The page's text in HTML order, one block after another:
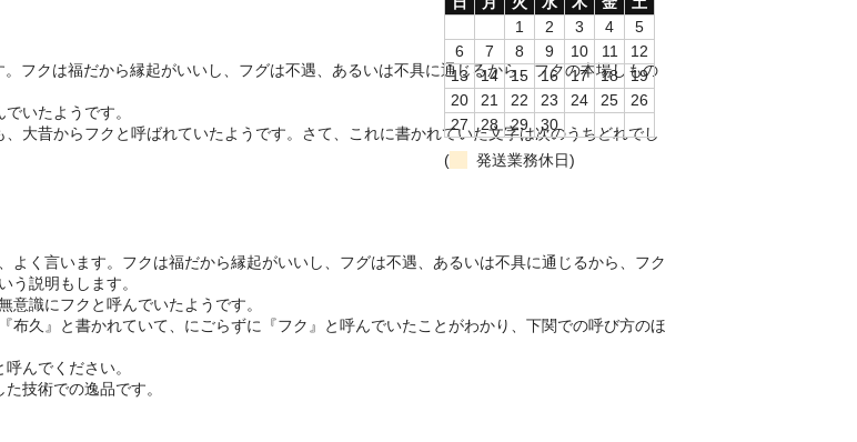
フクは福だから縁起がいいし、フグは不遇、あるいは不具に通じるから、フクの本場しもの
いたようです。
大昔からフクと呼ばれていたようです。さて、これに書かれていた文字は次のうちどれでし
よく言います。フクは福だから縁起がいいし、フグは不遇、あるいは不具に通じるから、フク
う説明もします。
意識にフクと呼んでいたようです。
布久』と書かれていて、にごらずに『フク』と呼んでいたことがわかり、下関での呼び方のほ
んでください。
技術での逸品です。
1
2 3 4
5
6
7 8 9 10 11
12
13
14 15 16 17 18
19
20
21 22 23 24 25
26
27
28 29
30
(
発送業務休日)